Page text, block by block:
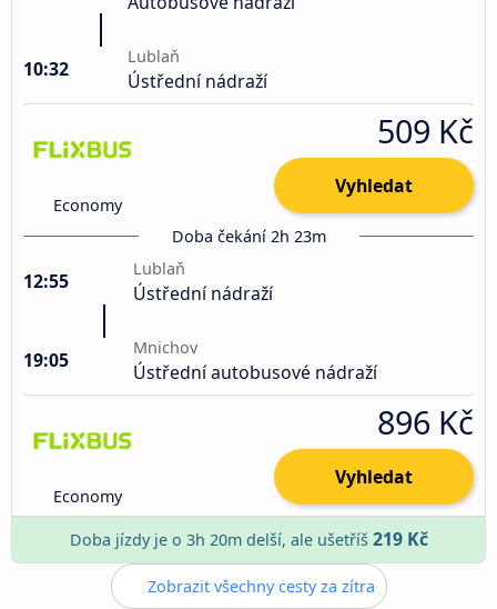
10:32
Lublaň
Ústřední nádraží
Economy
509 Kč
Vyhledat
Doba čekání 2h 23m
12:55
Lublaň
Ústřední nádraží
19:05
Mnichov
Ústřední autobusové nádraží
Economy
896 Kč
Vyhledat
Doba jízdy je o 3h 20m delší, ale ušetříš 219 Kč
Zobrazit všechny cesty za zítra